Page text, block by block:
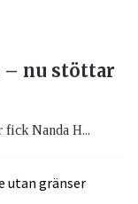
– nu stöttar
Nanda H...